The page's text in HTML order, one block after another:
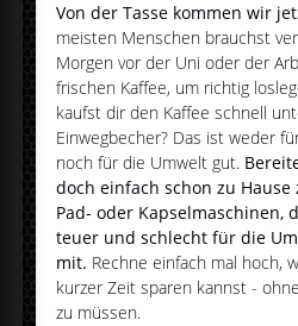
Von der Tasse kommen wir
meisten Menschen brauchst
Morgen vor der Uni oder der
frischen Kaffee, um richtig
kaufst dir den Kaffee schnell
Einwegbecher? Das ist weder
noch für die Umwelt gut.
doch einfach schon zu
Pad- oder Kapselmaschinen,
teuer und schlecht für die
mit. Rechne einfach mal hoch,
kurzer Zeit sparen kannst -
zu müssen.